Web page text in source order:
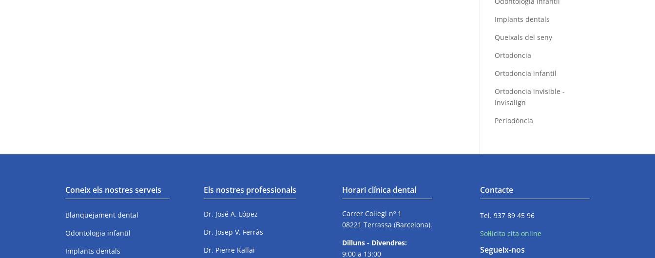
Implants dentals
Queixals del seny
Ortodoncia
Ortodoncia infantil
Ortodoncia invisible -
Invisalign
Periodòncia
Coneix els nostres serveis
Blanquejament dental
Odontologia infantil
Implants dentals
Els nostres professionals
Dr. José A. López
Dr. Josep V. Ferràs
Dr. Pierre Kallai
Horari clínica dental
Carrer Col·legi nº 1
08221 Terrassa (Barcelona).
Dilluns - Divendres:
9:00 a 13:00
Contacte
Tel. 937 89 45 96
Sol·licita cita online
Segueix-nos